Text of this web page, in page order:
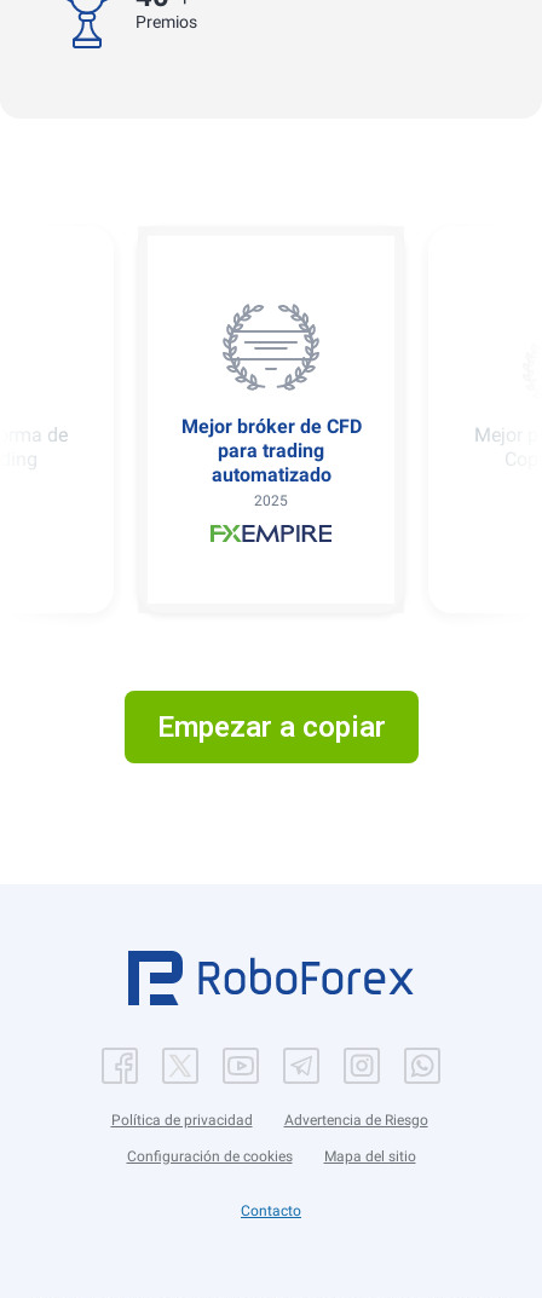
Premios
CFD
Mejor plataforma de
Copy Trading
2025
Mejor
Empezar a copiar
Política de privacidad Advertencia de Riesgo
Configuración de cookies Mapa del sitio
Contacto